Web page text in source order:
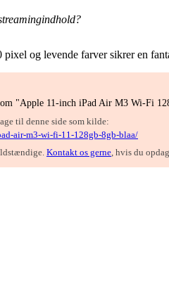
og levende farver sikrer en
"Apple 11-inch iPad Air M3 Wi-Fi
til denne side som kilde:
air-m3-wi-fi-11-128gb-8gb-blaa/
Kontakt os gerne , hvis du